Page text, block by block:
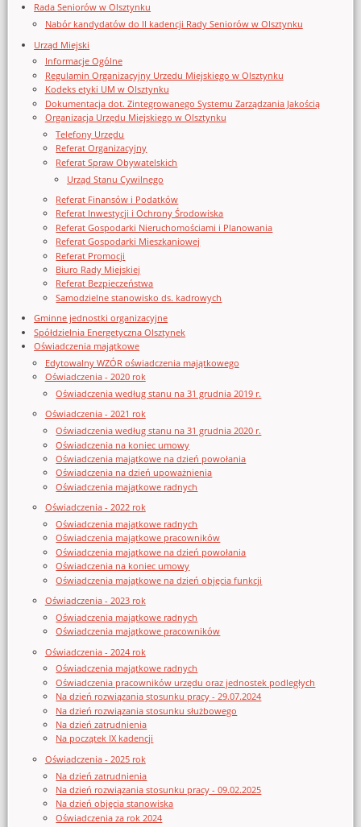
Rada Seniorów w Olsztynku
Nabór kandydatów do II kadencji Rady Seniorów w Olsztynku
Urząd Miejski
Informacje Ogólne
Regulamin Organizacyjny Urzedu Miejskiego w Olsztynku
Kodeks etyki UM w Olsztynku
Dokumentacja dot. Zintegrowanego Systemu Zarządzania Jakością
Organizacja Urzędu Miejskiego w Olsztynku
Telefony Urzędu
Referat Organizacyjny
Referat Spraw Obywatelskich
Urząd Stanu Cywilnego
Referat Finansów i Podatków
Referat Inwestycji i Ochrony Środowiska
Referat Gospodarki Nieruchomościami i Planowania
Referat Gospodarki Mieszkaniowej
Referat Promocji
Biuro Rady Miejskiej
Referat Bezpieczeństwa
Samodzielne stanowisko ds. kadrowych
Gminne jednostki organizacyjne
Spółdzielnia Energetyczna Olsztynek
Oświadczenia majątkowe
Edytowalny WZÓR oświadczenia majątkowego
Oświadczenia - 2020 rok
Oświadczenia według stanu na 31 grudnia 2019 r.
Oświadczenia - 2021 rok
Oświadczenia według stanu na 31 grudnia 2020 r.
Oświadczenia na koniec umowy
Oświadczenia majątkowe na dzień powołania
Oświadczenia na dzień upoważnienia
Oświadczenia majątkowe radnych
Oświadczenia - 2022 rok
Oświadczenia majątkowe radnych
Oświadczenia majątkowe pracowników
Oświadczenia majątkowe na dzień powołania
Oświadczenia na koniec umowy
Oświadczenia majątkowe na dzień objęcia funkcji
Oświadczenia - 2023 rok
Oświadczenia majątkowe radnych
Oświadczenia majątkowe pracowników
Oświadczenia - 2024 rok
Oświadczenia majątkowe radnych
Oświadczenia pracowników urzędu oraz jednostek podległych
Na dzień rozwiązania stosunku pracy - 29.07.2024
Na dzień rozwiązania stosunku służbowego
Na dzień zatrudnienia
Na początek IX kadencji
Oświadczenia - 2025 rok
Na dzień zatrudnienia
Na dzień rozwiązania stosunku pracy - 09.02.2025
Na dzień objęcia stanowiska
Oświadczenia za rok 2024